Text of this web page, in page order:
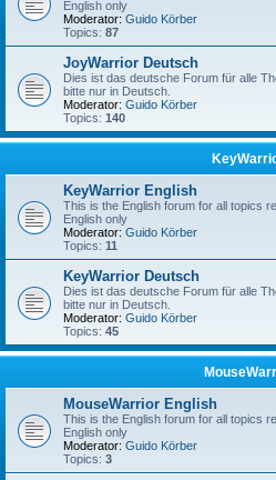
English only
Moderator: Guido Körber
Topics: 87
JoyWarrior Deutsch
Dies ist das deutsche Forum für alle
bitte nur in Deutsch.
Moderator: Guido Körber
Topics: 140
KeyWarrior English
This is the English forum for all topics
English only
Moderator: Guido Körber
Topics: 11
KeyWarrior Deutsch
Dies ist das deutsche Forum für alle
bitte nur in Deutsch.
Moderator: Guido Körber
Topics: 45
MouseWarrior English
This is the English forum for all topics
English only
Moderator: Guido Körber
Topics: 3